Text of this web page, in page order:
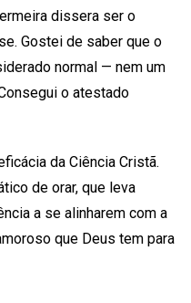
dissera ser o
Gostei de saber que o
normal — nem um
o atestado
da Ciência Cristã.
de orar, que leva
a se alinharem com a
que Deus tem para